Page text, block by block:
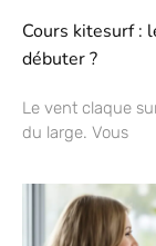
Cours kitesurf :
débuter ?
Le vent claque
du large. Vous